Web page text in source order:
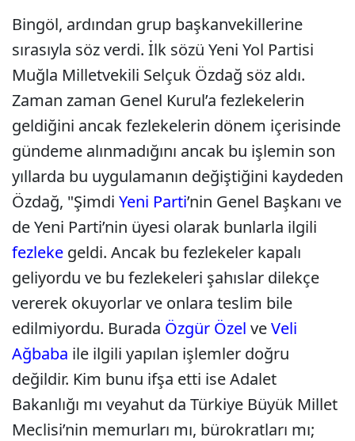
Bingöl, ardından grup başkanvekillerine
sırasıyla söz verdi. İlk sözü Yeni Yol Partisi
Muğla Milletvekili Selçuk Özdağ söz aldı.
Zaman zaman Genel Kurul’a fezlekelerin
geldiğini ancak fezlekelerin dönem içerisinde
gündeme alınmadığını ancak bu işlemin son
yıllarda bu uygulamanın değiştiğini kaydeden
Özdağ, "Şimdi Yeni Parti’nin Genel Başkanı ve
de Yeni Parti’nin üyesi olarak bunlarla ilgili
fezleke geldi. Ancak bu fezlekeler kapalı
geliyordu ve bu fezlekeleri şahıslar dilekçe
vererek okuyorlar ve onlara teslim bile
edilmiyordu. Burada Özgür Özel veVeli
Ağbaba ile ilgili yapılan işlemler doğru
değildir. Kim bunu ifşa etti ise Adalet
Bakanlığı mı veyahut da Türkiye Büyük Millet
Meclisi’nin memurları mı, bürokratları mı;